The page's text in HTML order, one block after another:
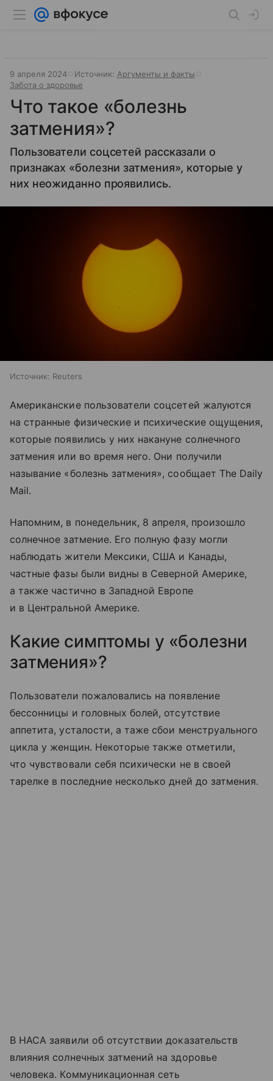
9 апреля 2024 Источник: Аргументы и факты
Забота о здоровье
Что такое «болезнь
затмения»?
Пользователи соцсетей рассказали о
признаках «болезни затмения», которые у
них неожиданно проявились.
Источник: Reuters
Американские пользователи соцсетей жалуются
на странные физические и психические ощущения,
которые появились у них накануне солнечного
затмения или во время него. Они получили
называние «болезнь затмения», сообщает The Daily
Mail.
Напомним, в понедельник, 8 апреля, произошло
солнечное затмение. Его полную фазу могли
наблюдать жители Мексики, США и Канады,
частные фазы были видны в Северной Америке,
а также частично в Западной Европе
и в Центральной Америке.
Какие симптомы у «болезни
затмения»?
Пользователи пожаловались на появление
бессонницы и головных болей, отсутствие
аппетита, усталости, а таже сбои менструального
цикла у женщин. Некоторые также отметили,
что чувствовали себя психически не в своей
тарелке в последние несколько дней до затмения.
В НАСА заявили об отсутствии доказательств
влияния солнечных затмений на здоровье
человека. Коммуникационная сеть